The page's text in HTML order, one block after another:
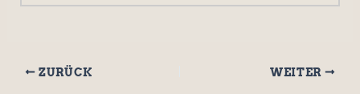
ZURÜCK WEITER